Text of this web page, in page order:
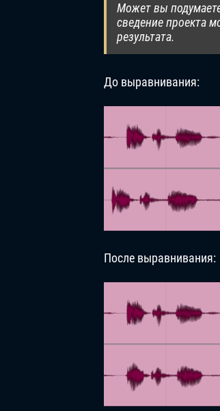
Может вы
сведение проекта
результата.
До выравнивания:
После выравнивания: